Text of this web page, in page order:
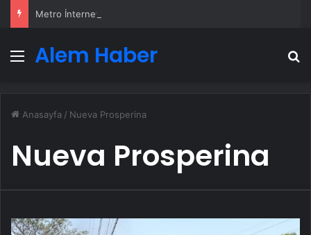
Metro İnternet Nedir ve Nasıl Seçilir
MenüAlem Haber
Anasayfa / Nueva Prosperina
Nueva Prosperina